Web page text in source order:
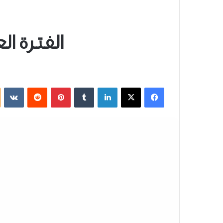
الفترة
فيسبوك ‫X لينكدإن بينتيريست